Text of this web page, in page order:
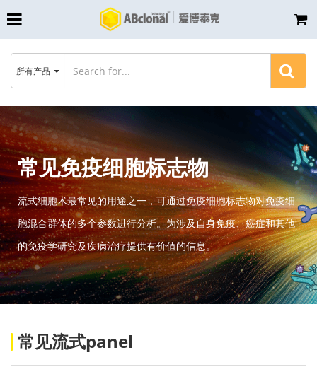
常见免疫细胞标志物
流式细胞术最常见的用途之一，可通过免疫细胞标志物对免疫细
胞混合群体的多个参数进行分析。为涉及自身免疫、癌症和其他
的免疫学研究及疾病治疗提供有价值的信息。
常见流式panel
所有产品